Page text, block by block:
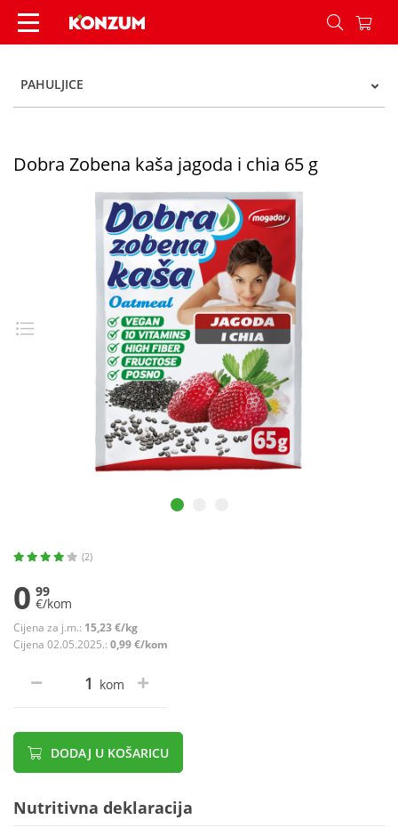
Dobra Zobena kaša jagoda i chia 65 g - Konzum
PAHULJICE
Dobra Zobena kaša jagoda i chia 65 g
(2)
0 99
€/kom
Cijena za j.m.: 15,23 €/kg
Cijena 02.05.2025.: 0,99 €/kom
kom
DODAJ U KOŠARICU
Nutritivna deklaracija